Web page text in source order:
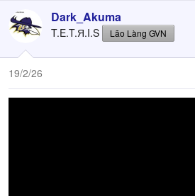
Dark_Akuma
T.E.T.Я.I.S Lão Làng GVN
19/2/26